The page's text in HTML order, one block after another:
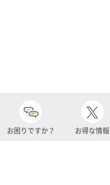
お困りですか？ お得な情報